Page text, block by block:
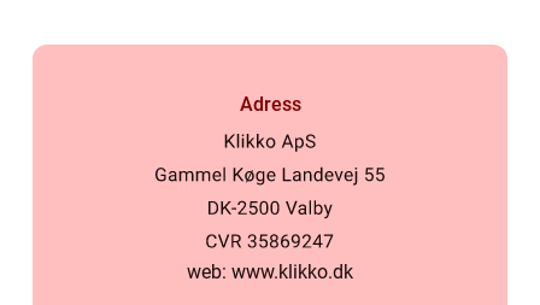
Adress
web: www.klikko.dk